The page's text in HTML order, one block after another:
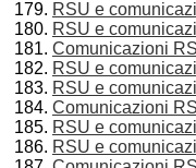
RSU e
RSU e
Comunicazioni
RSU e
RSU e
Comunicazioni
RSU e
RSU e